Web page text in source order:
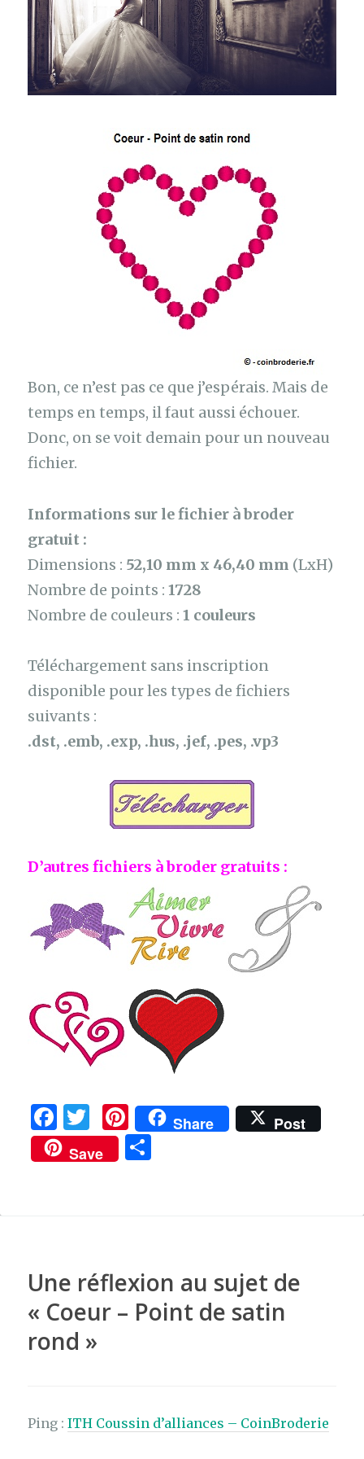
Bon, ce n’est pas ce que j’espérais. Mais de
temps en temps, il faut aussi échouer.
Donc, on se voit demain pour un nouveau
fichier.
Informations sur le fichier à broder
gratuit :
Dimensions : 52,10 mm x 46,40 mm (LxH)
Nombre de points :1728
Nombre de couleurs :1 couleurs
Téléchargement sans inscription
disponible pour les types de fichiers
suivants :
.dst, .emb, .exp, .hus, .jef, .pes, .vp3
D’autres fichiers à broder gratuits :
F
a
c
o
k
T
w
it
Pi
n
te
Share
Post
Save
Une réflexion au sujet de
« Coeur – Point de satin
rond »
Ping :ITH Coussin d’alliances – CoinBroderie